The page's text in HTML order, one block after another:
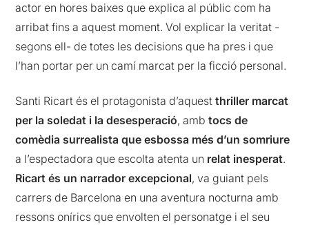
actor en hores baixes que explica al públic com ha
arribat fins a aquest moment. Vol explicar la veritat -
segons ell- de totes les decisions que ha pres i que
l’han portar per un camí marcat per la ficció personal.
Santi Ricart és el protagonista d’aquest thriller marcat
per la soledat i la desesperació, ambtocs de
comèdia surrealista que esbossa més d’un somriure
a l’espectadora que escolta atenta un relat inesperat.
Ricart és un narrador excepcional, va guiant pels
carrers de Barcelona en una aventura nocturna amb
ressons onírics que envolten el personatge i el seu